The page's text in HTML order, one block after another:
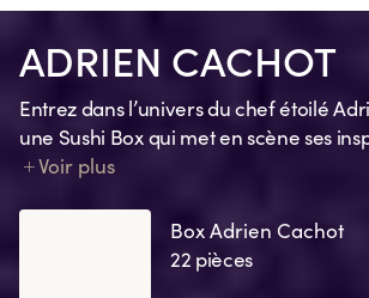
ADRIEN CACHOT
Entrez dans l’univers du chef étoilé
une Sushi Box qui met en scène ses
Chaque création traduit un souvenir,
Voir plus
Box Adrien Cachot
22 pièces